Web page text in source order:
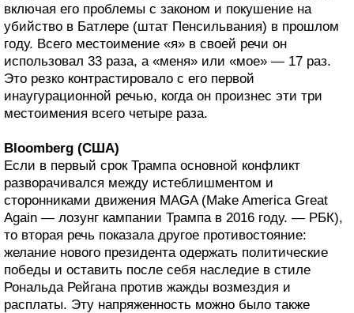
включая его проблемы с законом и покушение на
убийство в Батлере (штат Пенсильвания) в прошлом
году. Всего местоимение «я» в своей речи он
использовал 33 раза, а «меня» или «мое» — 17 раз.
Это резко контрастировало с его первой
инаугурационной речью, когда он произнес эти три
местоимения всего четыре раза.
Bloomberg (США)
Если в первый срок Трампа основной конфликт
разворачивался между истеблишментом и
сторонниками движения MAGA (Make America Great
Again — лозунг кампании Трампа в 2016 году. — РБК),
то вторая речь показала другое противостояние:
желание нового президента одержать политические
победы и оставить после себя наследие в стиле
Рональда Рейгана против жажды возмездия и
расплаты. Эту напряженность можно было также